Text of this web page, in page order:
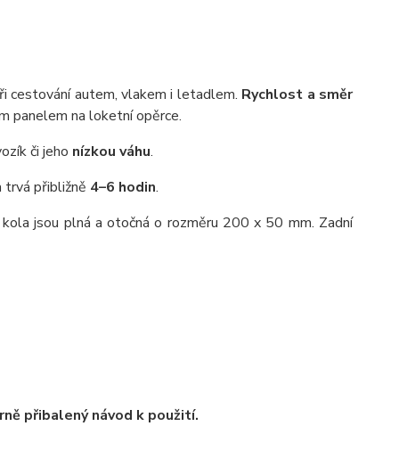
cestování autem, vlakem i letadlem. Rychlost a směr
panelem na loketní opěrce.
či jeho nízkou váhu.
přibližně 4–6 hodin.
jsou plná a otočná o rozměru 200 x 50 mm. Zadní
přibalený návod k použití.